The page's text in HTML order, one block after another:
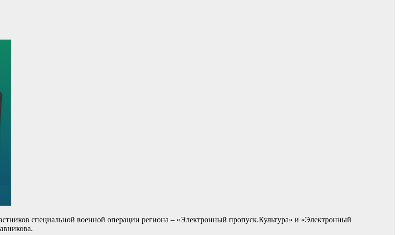
специальной военной операции региона – «Электронный пропуск.Культура» и «Электронный